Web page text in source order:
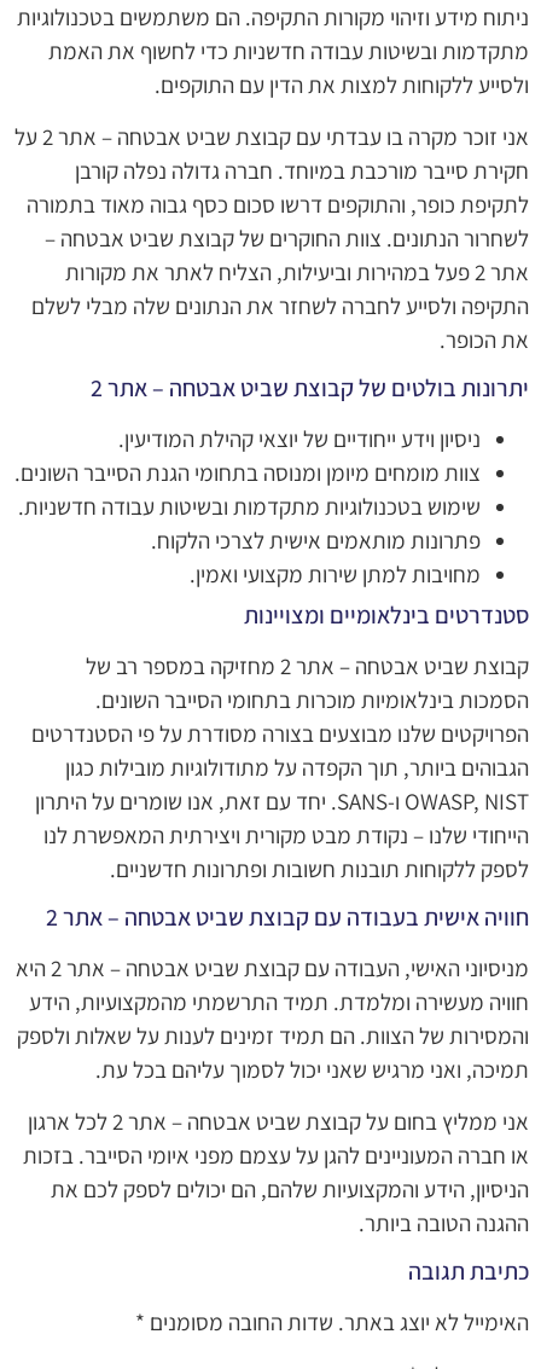
ניתוח מידע וזיהוי מקורות התקיפה. הם משתמשים בטכנולוגיות
מתקדמות ובשיטות עבודה חדשניות כדי לחשוף את האמת
ולסייע ללקוחות למצות את הדין עם התוקפים.
אני זוכר מקרה בו עבדתי עם קבוצת שביט אבטחה – אתר 2 על
חקירת סייבר מורכבת במיוחד. חברה גדולה נפלה קורבן
לתקיפת כופר, והתוקפים דרשו סכום כסף גבוה מאוד בתמורה
לשחרור הנתונים. צוות החוקרים של קבוצת שביט אבטחה –
אתר 2 פעל במהירות וביעילות, הצליח לאתר את מקורות
התקיפה ולסייע לחברה לשחזר את הנתונים שלה מבלי לשלם
את הכופר.
יתרונות בולטים של קבוצת שביט אבטחה – אתר 2
ניסיון וידע ייחודיים של יוצאי קהילת המודיעין.
צוות מומחים מיומן ומנוסה בתחומי הגנת הסייבר השונים.
שימוש בטכנולוגיות מתקדמות ובשיטות עבודה חדשניות.
פתרונות מותאמים אישית לצרכי הלקוח.
מחויבות למתן שירות מקצועי ואמין.
סטנדרטים בינלאומיים ומצויינות
קבוצת שביט אבטחה – אתר 2 מחזיקה במספר רב של
הסמכות בינלאומיות מוכרות בתחומי הסייבר השונים.
הפרויקטים שלנו מבוצעים בצורה מסודרת על פי הסטנדרטים
הגבוהים ביותר, תוך הקפדה על מתודולוגיות מובילות כגון
OWASP, NIST ו-SANS. יחד עם זאת, אנו שומרים על היתרון
הייחודי שלנו – נקודת מבט מקורית ויצירתית המאפשרת לנו
לספק ללקוחות תובנות חשובות ופתרונות חדשניים.
חוויה אישית בעבודה עם קבוצת שביט אבטחה – אתר 2
מניסיוני האישי, העבודה עם קבוצת שביט אבטחה – אתר 2 היא
חוויה מעשירה ומלמדת. תמיד התרשמתי מהמקצועיות, הידע
והמסירות של הצוות. הם תמיד זמינים לענות על שאלות ולספק
תמיכה, ואני מרגיש שאני יכול לסמוך עליהם בכל עת.
אני ממליץ בחום על קבוצת שביט אבטחה – אתר 2 לכל ארגון
או חברה המעוניינים להגן על עצמם מפני איומי הסייבר. בזכות
הניסיון, הידע והמקצועיות שלהם, הם יכולים לספק לכם את
ההגנה הטובה ביותר.
כתיבת תגובה
האימייל לא יוצג באתר. שדות החובה מסומנים *